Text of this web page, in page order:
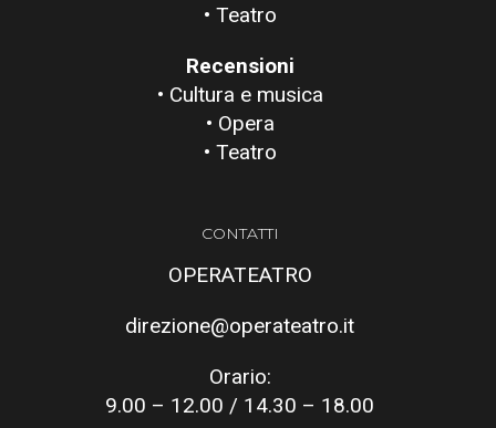
• Teatro
Recensioni
• Cultura e musica
• Opera
• Teatro
CONTATTI
OPERATEATRO
direzione@operateatro.it
Orario:
9.00 – 12.00 / 14.30 – 18.00